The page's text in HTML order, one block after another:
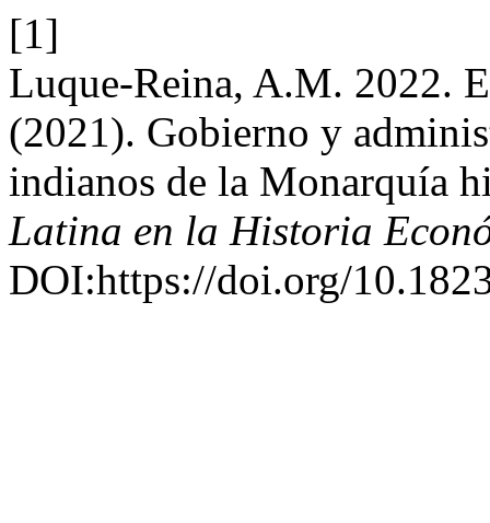
[1]
Luque-Reina, A.M. 2022.
(2021). Gobierno y
indianos de la Monarquía
Latina en la Historia
DOI:https://doi.org/